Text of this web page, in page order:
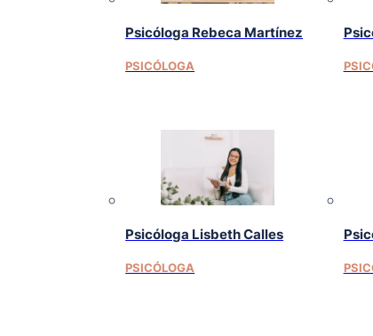
Psicóloga Rebeca Martínez
PSICÓLOGA
Psicóloga Lisbeth Calles
PSICÓLOGA